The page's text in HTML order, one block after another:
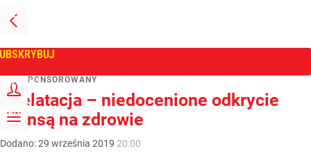
PRZEJDŹ
NA
GŁÓWNĄ
ZALOGUJ
MENU
Tygodnik Wprost
ART. SPONSOROWANY
Chelatacja – niedocenione odkrycie
szansą na zdrowie
Dodano:29 września 2019 20:00